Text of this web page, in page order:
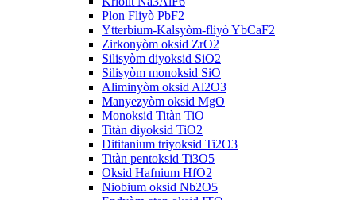
Plon Fliyò PbF2
Ytterbium-Kalsyòm-fliyò YbCaF2
Zirkonyòm oksid ZrO2
Silisyòm diyoksid SiO2
Silisyòm monoksid SiO
Aliminyòm oksid Al2O3
Manyezyòm oksid MgO
Monoksid Titàn TiO
Titàn diyoksid TiO2
Dititanium triyoksid Ti2O3
Titàn pentoksid Ti3O5
Oksid Hafnium HfO2
Niobium oksid Nb2O5